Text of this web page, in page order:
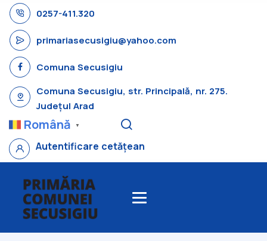
0257-411.320
primariasecusigiu@yahoo.com
Comuna Secusigiu
Comuna Secusigiu, str. Principală, nr. 275.
Județul Arad
Română ▼
Autentificare cetățean